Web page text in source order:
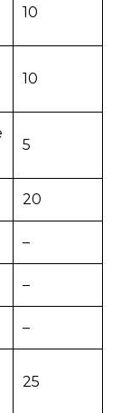
10
10
5
20
–
–
–
25